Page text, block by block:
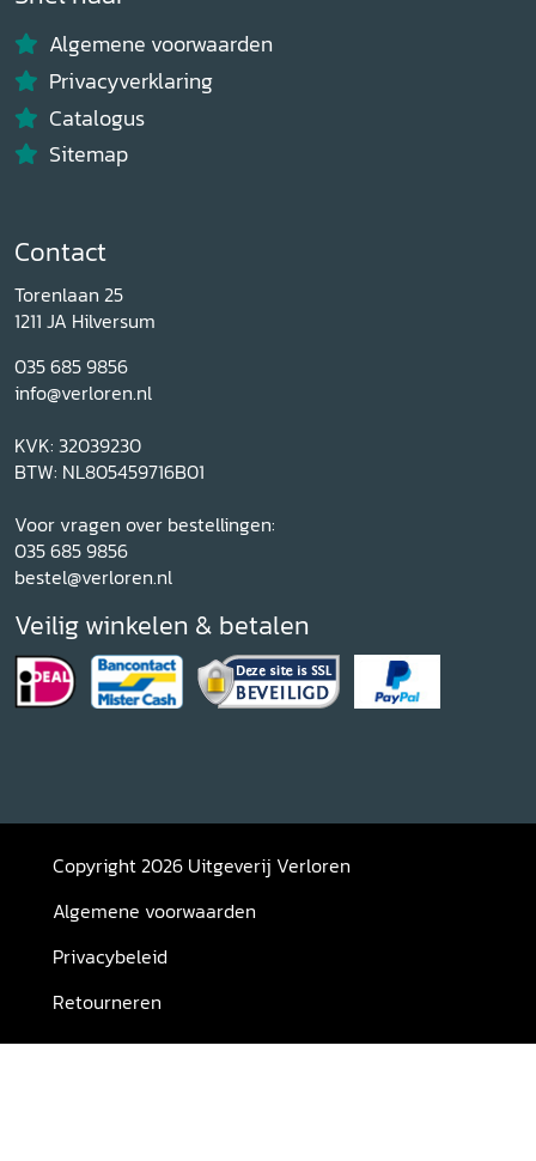
Algemene voorwaarden
Privacyverklaring
Catalogus
Sitemap
Contact
Torenlaan 25
1211 JA Hilversum
035 685 9856
info@verloren.nl
KVK: 32039230
BTW: NL805459716B01
Voor vragen over bestellingen:
035 685 9856
bestel@verloren.nl
Veilig winkelen & betalen
Copyright 2026 Uitgeverij Verloren
Algemene voorwaarden
Privacybeleid
Retourneren